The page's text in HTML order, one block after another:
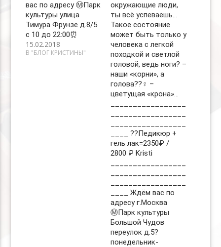
вас по адресу Ⓜ️Парк
культуры улица
Тимура Фрунзе д.8/5
с 10 до 22:00⏰
15.02.2018
В "БЛОГ КРИСТИНЫ"
окружающие люди,
ты всё успеваешь…
Такое состояние
может быть только у
человека с легкой
походкой и светлой
головой, ведь ноги? –
наши «корни», а
голова??‍♀️ –
цветущая «крона»…
____ ??Педикюр +
гель лак=2350₽ /
2800 ₽ Kristi
____ Ждём вас по
адресу г.Москва
Ⓜ️Парк культуры
Большой Чудов
переулок д.5?
понедельник-